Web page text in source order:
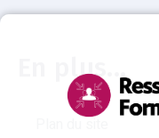
En plus...
Plan du site